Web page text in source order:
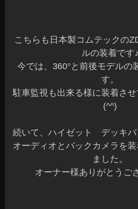
こちらも日本製コムテックの
ルの装着です♪
今では、360°と前後モデルの
す。
駐車監視も出来る様に装着さ
(^^)
続いて、ハイゼット デッキバ
オーディオとバックカメラを
ました。
オーナー様ありがとうご